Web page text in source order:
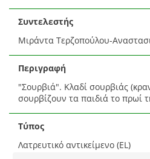
Συντελεστής
Μιράντα Τερζοπούλου-
Περιγραφή
"Σουρβιά". Κλαδί σουρβιάς
σουρβίζουν τα παιδιά το πρωί
Τύπος
Λατρευτικό αντικείμενο (EL)